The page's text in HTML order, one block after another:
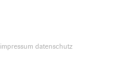
impressum datenschutz